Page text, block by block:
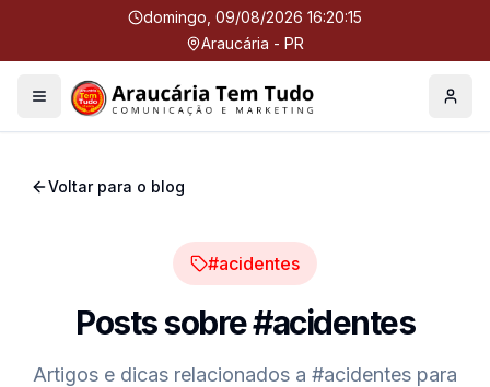
domingo, 09/08/2026 16:20:16
Araucária - PR
Menu Perfil
Voltar para o blog
#acidentes
Posts sobre#acidentes
Artigos e dicas relacionados a #acidentes para